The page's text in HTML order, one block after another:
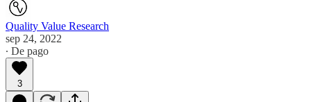
Quality Value Research
sep 24, 2022
∙ De pago
3